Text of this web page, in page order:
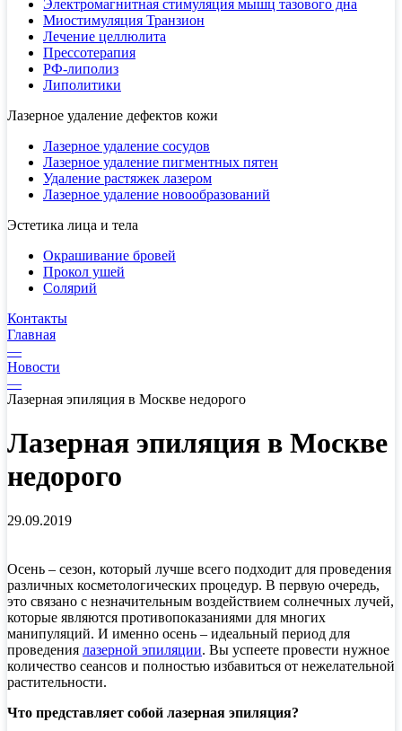
Электромагнитная стимуляция мышц тазового дна
Миостимуляция Транзион
Лечение целлюлита
Прессотерапия
РФ-липолиз
Липолитики
Лазерное удаление дефектов кожи
Лазерное удаление сосудов
Лазерное удаление пигментных пятен
Удаление растяжек лазером
Лазерное удаление новообразований
Эстетика лица и тела
Окрашивание бровей
Прокол ушей
Солярий
Контакты
Главная
—
Новости
—
Лазерная эпиляция в Москве недорого
Лазерная эпиляция в Москве
недорого
29.09.2019
Осень – сезон, который лучше всего подходит для проведения
различных косметологических процедур. В первую очередь,
это связано с незначительным воздействием солнечных лучей,
которые являются противопоказаниями для многих
манипуляций. И именно осень – идеальный период для
проведения лазерной эпиляции. Вы успеете провести нужное
количество сеансов и полностью избавиться от нежелательной
растительности.
Что представляет собой лазерная эпиляция?